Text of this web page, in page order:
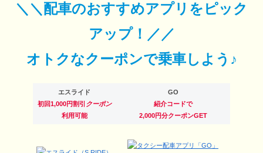
＼＼配車のおすすめアプリをピック
アップ！／／
オトクなクーポンで乗車しよう♪
エスライド
初回1,000円割引 クーポン
利用可能
GO
紹介コードで
2,000円分クーポンGET